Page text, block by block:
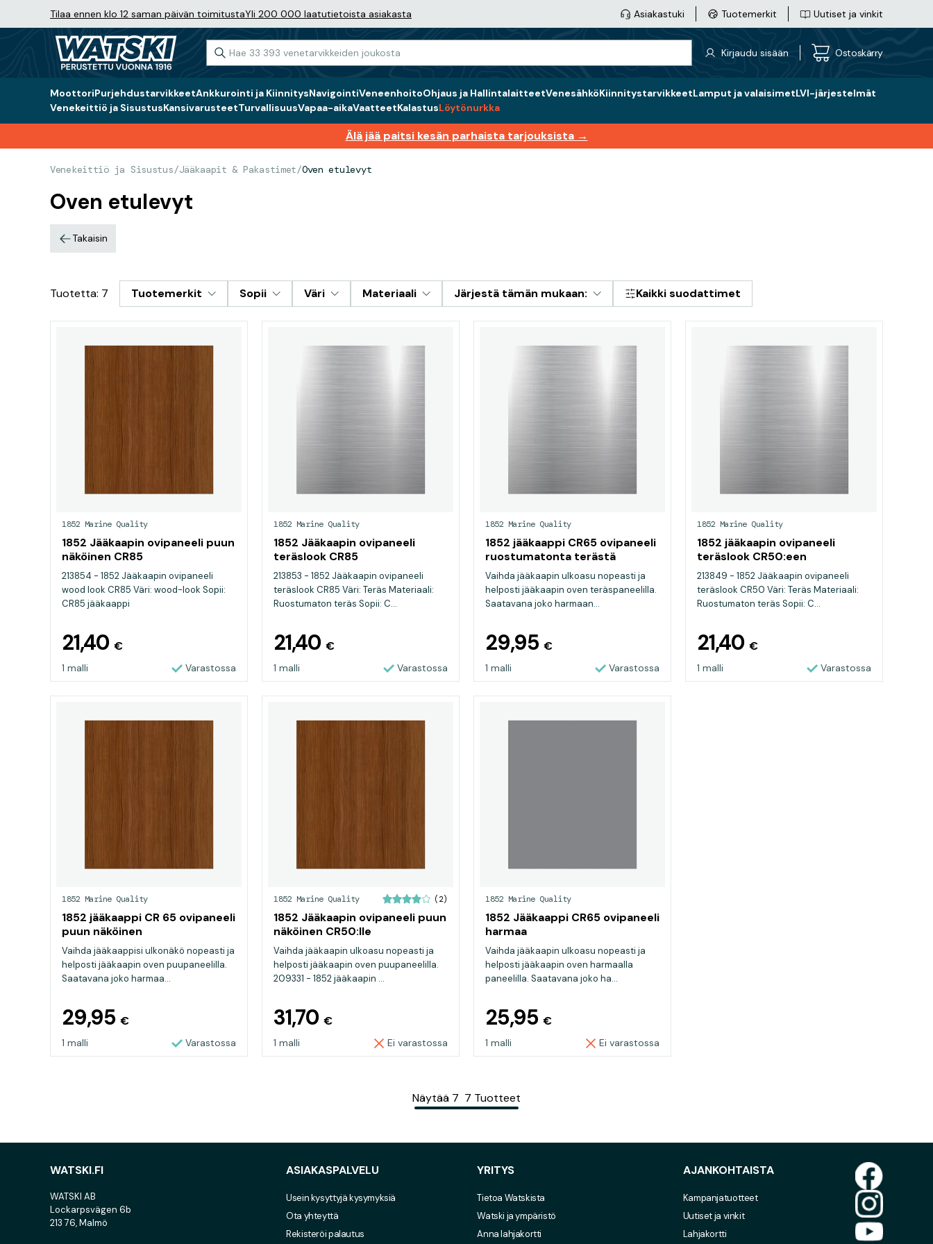
Tilaa ennen klo 12 saman päivän toimitustaYli 200 000 laatutietoista asiakasta Asiakastuki Tuotemerkit Uutiset ja vinkit
Kirjaudu sisään Ostoskärry
MoottoriPurjehdustarvikkeetAnkkurointi ja KiinnitysNavigointiVeneenhoitoOhjaus ja HallintalaitteetVenesähköKiinnitystarvikkeetLamput ja valaisimetLVI-järjestelmät
Venekeittiö ja SisustusKansivarusteetTurvallisuusVapaa-aikaVaatteetKalastusLöytönurkka
Älä jää paitsi kesän parhaista tarjouksista →
Venekeittiö ja Sisustus/Jääkaapit & Pakastimet/Oven etulevyt
Oven etulevyt
Takaisin
Tuotetta: 7 Tuotemerkit Sopii Väri Materiaali Järjestä tämän mukaan: Kaikki suodattimet
1852 Marine Quality
1852 Jääkaapin ovipaneeli puun
näköinen CR85
213854 - 1852 Jääkaapin ovipaneeli
wood look CR85 Väri: wood-look Sopii:
CR85 jääkaappi
21,40 €
1 malli Varastossa
1852 Marine Quality
1852 Jääkaapin ovipaneeli
teräslook CR85
213853 - 1852 Jääkaapin ovipaneeli
teräslook CR85 Väri: Teräs Materiaali:
Ruostumaton teräs Sopii: C...
21,40 €
1 malli Varastossa
1852 Marine Quality
1852 jääkaappi CR65 ovipaneeli
ruostumatonta terästä
Vaihda jääkaapin ulkoasu nopeasti ja
helposti jääkaapin oven teräspaneelilla.
Saatavana joko harmaan...
29,95 €
1 malli Varastossa
1852 Marine Quality
1852 jääkaapin ovipaneeli
teräslook CR50:een
213849 - 1852 Jääkaapin ovipaneeli
teräslook CR50 Väri: Teräs Materiaali:
Ruostumaton teräs Sopii: C...
21,40 €
1 malli Varastossa
1852 Marine Quality
1852 jääkaappi CR 65 ovipaneeli
puun näköinen
Vaihda jääkaappisi ulkonäkö nopeasti ja
helposti jääkaapin oven puupaneelilla.
Saatavana joko harmaa...
29,95 €
1 malli Varastossa
1852 Marine Quality (2)
1852 Jääkaapin ovipaneeli puun
näköinen CR50:lle
Vaihda jääkaapin ulkoasu nopeasti ja
helposti jääkaapin oven puupaneelilla.
209331 - 1852 jääkaapin ...
31,70 €
1 malli Ei varastossa
1852 Marine Quality
1852 Jääkaappi CR65 ovipaneeli
harmaa
Vaihda jääkaapin ulkoasu nopeasti ja
helposti jääkaapin oven harmaalla
paneelilla. Saatavana joko ha...
25,95 €
1 malli Ei varastossa
Näytää 7 7 Tuotteet
WATSKI.FI
WATSKI AB
Lockarpsvägen 6b
213 76, Malmö
ASIAKASPALVELU
Usein kysyttyjä kysymyksiä
Ota yhteyttä
Rekisteröi palautus
YRITYS
Tietoa Watskista
Watski ja ympäristö
Anna lahjakortti
AJANKOHTAISTA
Kampanjatuotteet
Uutiset ja vinkit
Lahjakortti